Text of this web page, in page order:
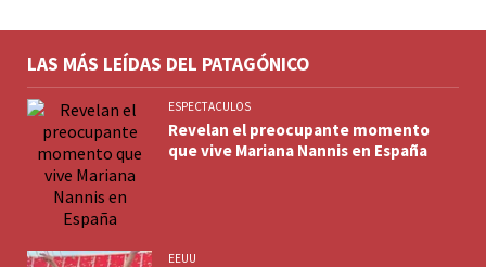
LAS MÁS LEÍDAS DEL PATAGÓNICO
ESPECTACULOS
Revelan el preocupante momento
que vive Mariana Nannis en España
EEUU